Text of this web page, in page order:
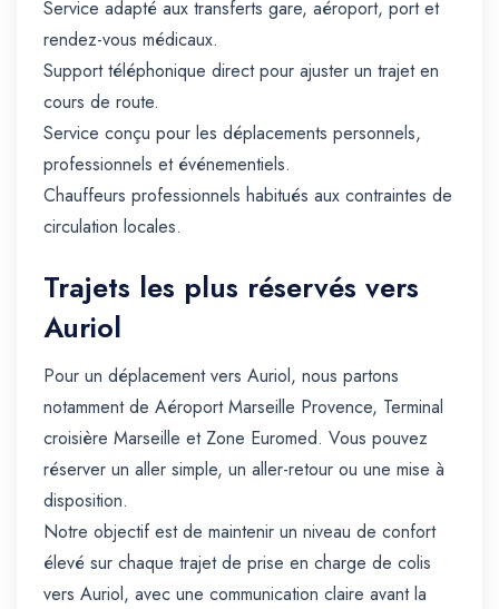
Service adapté aux transferts gare, aéroport, port et
rendez-vous médicaux.
Support téléphonique direct pour ajuster un trajet en
cours de route.
Service conçu pour les déplacements personnels,
professionnels et événementiels.
Chauffeurs professionnels habitués aux contraintes de
circulation locales.
Trajets les plus réservés vers
Auriol
Pour un déplacement vers Auriol, nous partons
notamment de Aéroport Marseille Provence, Terminal
croisière Marseille et Zone Euromed. Vous pouvez
réserver un aller simple, un aller-retour ou une mise à
disposition.
Notre objectif est de maintenir un niveau de confort
élevé sur chaque trajet de prise en charge de colis
vers Auriol, avec une communication claire avant la